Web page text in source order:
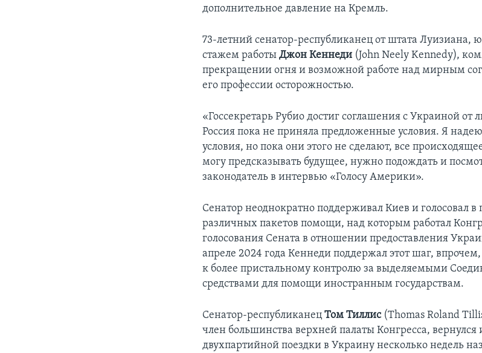
дополнительное давление на Кремль.
73-летний сенатор-республиканец от штата Луизиана,
стажем работыДжон Кеннеди (John Neely Kennedy),
прекращении огня и возможной работе над мирным
его профессии осторожностью.
«Госсекретарь Рубио достиг соглашения с Украиной
Россия пока не приняла предложенные условия. Я
условия, но пока они этого не сделают, все
могу предсказывать будущее, нужно подождать и
законодатель в интервью «Голосу Америки».
Сенатор неоднократно поддерживал Киев и голосовал
различных пакетов помощи, над которым работал
голосования Сената в отношении предоставления
апреле 2024 года Кеннеди поддержал этот шаг,
к более пристальному контролю за выделяемыми
средствами для помощи иностранным государствам.
Сенатор-республиканецТом Тиллис(Thomas Roland
член большинства верхней палаты Конгресса,
двухпартийной поездки в Украину несколько недель